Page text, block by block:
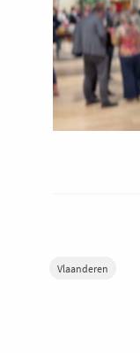
Vlaanderen